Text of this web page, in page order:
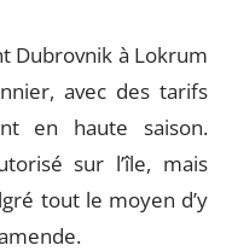
Dubrovnik à Lokrum
avec des tarifs
en haute saison.
sur l’île, mais
tout le moyen d’y